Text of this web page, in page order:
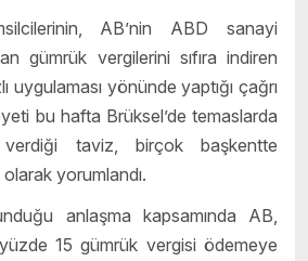
AB’nin ABD sanayi
gümrük vergilerini sıfıra indiren
uygulaması yönünde yaptığı çağrı
bu hafta Brüksel’de temaslarda
verdiği taviz, birçok başkentte
yorumlandı.
anlaşma kapsamında AB,
15 gümrük vergisi ödemeye